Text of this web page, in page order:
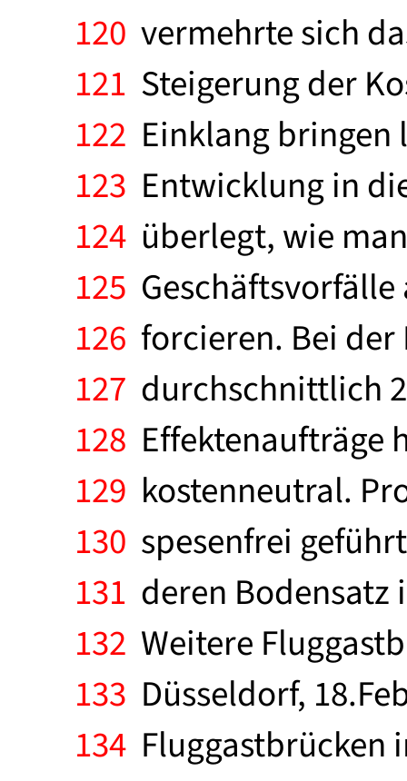
120 vermehrte sich
121 Steigerung der
122 Einklang bringen
123 Entwicklung in
124 überlegt, wie
125
126 forcieren. Bei der
127 durchschnittlich
128 Effektenaufträge
129 kostenneutral.
130 spesenfrei
131 deren
132 Weitere
133 Düsseldorf,
134 Fluggastbrücken